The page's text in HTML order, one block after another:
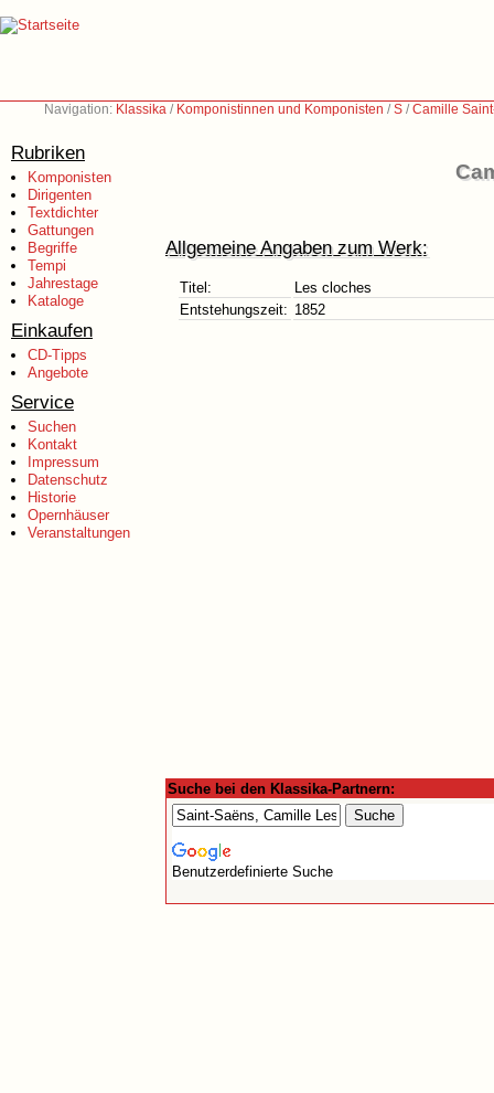
Navigation: Klassika / Komponistinnen und Komponisten /S /Camille
Rubriken
Komponisten
Dirigenten
Textdichter
Gattungen
Begriffe
Tempi
Jahrestage
Kataloge
Einkaufen
CD-Tipps
Angebote
Service
Suchen
Kontakt
Impressum
Datenschutz
Historie
Opernhäuser
Veranstaltungen
Allgemeine Angaben zum Werk:
Titel:
Les cloches
Entstehungszeit: 1852
Suche bei den Klassika-Partnern:
Benutzerdefinierte Suche